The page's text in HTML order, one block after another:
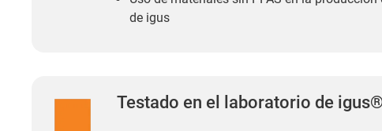
de igus
Testado en el laboratorio de igus®